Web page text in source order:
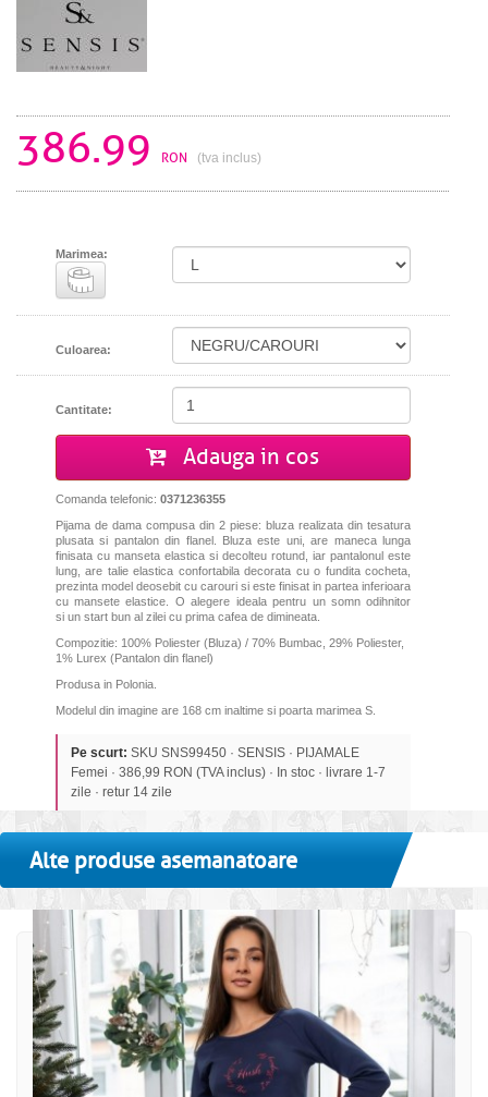
386.99 RON (tva inclus)
Marimea:
Culoarea:
Cantitate:
Adauga in cos
Comanda telefonic: 0371236355
Pijama de dama compusa din 2 piese: bluza realizata din tesatura
plusata si pantalon din flanel. Bluza este uni, are maneca lunga
finisata cu manseta elastica si decolteu rotund, iar pantalonul este
lung, are talie elastica confortabila decorata cu o fundita cocheta,
prezinta model deosebit cu carouri si este finisat in partea inferioara
cu mansete elastice. O alegere ideala pentru un somn odihnitor
si un start bun al zilei cu prima cafea de dimineata.
Compozitie: 100% Poliester (Bluza) / 70% Bumbac, 29% Poliester,
1% Lurex (Pantalon din flanel)
Produsa in Polonia.
Modelul din imagine are 168 cm inaltime si poarta marimea S.
Pe scurt: SKU SNS99450 · SENSIS · PIJAMALE
Femei · 386,99 RON (TVA inclus) · In stoc · livrare 1-7
zile · retur 14 zile
Alte produse asemanatoare